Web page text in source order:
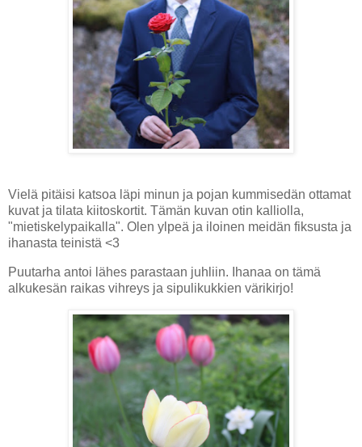
Vielä pitäisi katsoa läpi minun ja pojan kummisedän ottamat
kuvat ja tilata kiitoskortit. Tämän kuvan otin kalliolla,
"mietiskelypaikalla". Olen ylpeä ja iloinen meidän fiksusta ja
ihanasta teinistä <3
Puutarha antoi lähes parastaan juhliin. Ihanaa on tämä
alkukesän raikas vihreys ja sipulikukkien värikirjo!